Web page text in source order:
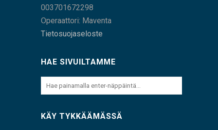
003701672298
Operaattori: Maventa
Tietosuojaseloste
HAE SIVUILTAMME
KÄY TYKKÄÄMÄSSÄ